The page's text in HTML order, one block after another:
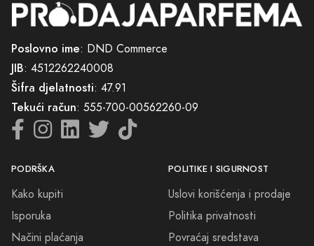
Poslovno ime: DND Commerce
JIB: 4512262240008
Šifra djelatnosti: 47.91
Tekući račun: 555-700-00562260-09
PODRŠKA
Kako kupiti
Isporuka
Načini plaćanja
POLITIKE I SIGURNOST
Uslovi korišćenja i prodaje
Politika privatnosti
Povraćaj sredstava